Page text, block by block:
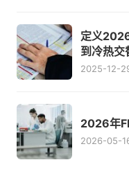
定义
到冷热交
2025-12-
2026年
2026-05-